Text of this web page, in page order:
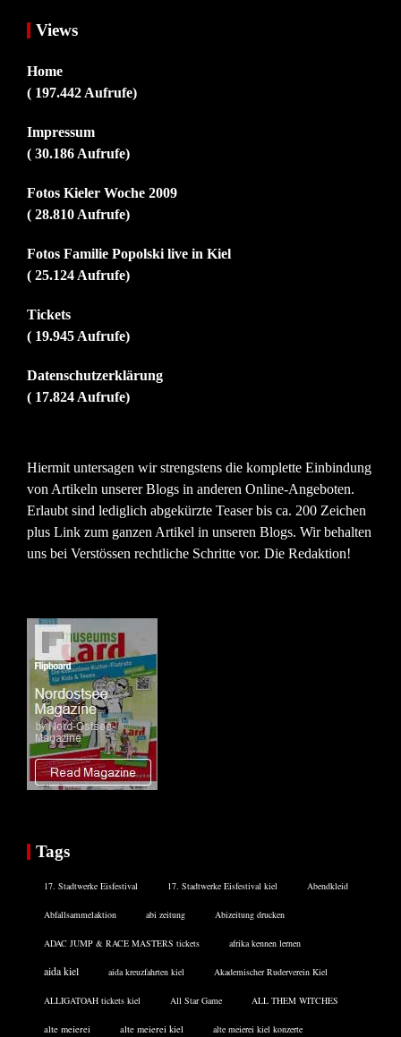
Views
Home
( 197.442 Aufrufe)
Impressum
( 30.186 Aufrufe)
Fotos Kieler Woche 2009
( 28.810 Aufrufe)
Fotos Familie Popolski live in Kiel
( 25.124 Aufrufe)
Tickets
( 19.945 Aufrufe)
Datenschutzerklärung
( 17.824 Aufrufe)
Hiermit untersagen wir strengstens die komplette Einbindung
von Artikeln unserer Blogs in anderen Online-Angeboten.
Erlaubt sind lediglich abgekürzte Teaser bis ca. 200 Zeichen
plus Link zum ganzen Artikel in unseren Blogs. Wir behalten
uns bei Verstössen rechtliche Schritte vor. Die Redaktion!
Tags
17. Stadtwerke Eisfestival 17. Stadtwerke Eisfestival kiel Abendkleid
Abfallsammelaktion abi zeitung Abizeitung drucken
ADAC JUMP & RACE MASTERS tickets afrika kennen lernen
aida kiel aida kreuzfahrten kiel Akademischer Ruderverein Kiel
ALLIGATOAH tickets kiel All Star Game ALL THEM WITCHES
alte meierei alte meierei kiel alte meierei kiel konzerte